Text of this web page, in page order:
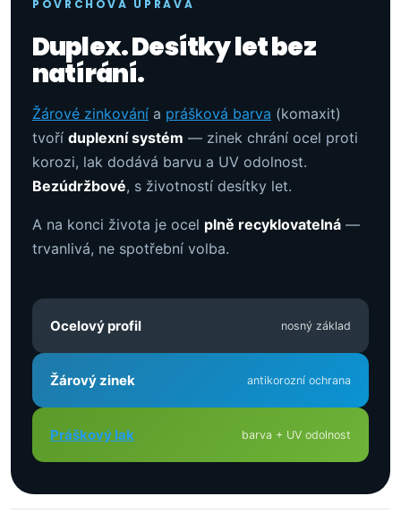
POVRCHOVÁ ÚPRAVA
Duplex. Desítky let bez
natírání.
Žárové zinkování a prášková barva (komaxit)
tvoří duplexní systém — zinek chrání ocel proti
korozi, lak dodává barvu a UV odolnost.
Bezúdržbové, s životností desítky let.
A na konci života je ocel plně recyklovatelná —
trvanlivá, ne spotřební volba.
Ocelový profil nosný základ
Žárový zinek antikorozní ochrana
Práškový lak barva + UV odolnost